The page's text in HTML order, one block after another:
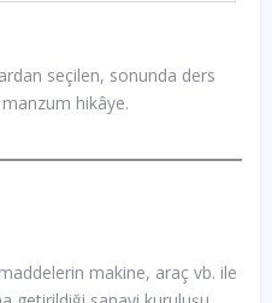
seçilen, sonunda ders
hikâye.
makine, araç vb. ile